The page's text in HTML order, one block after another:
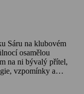
Sáru na klubovém
osamělou
na ni bývalý přítel,
vzpomínky a